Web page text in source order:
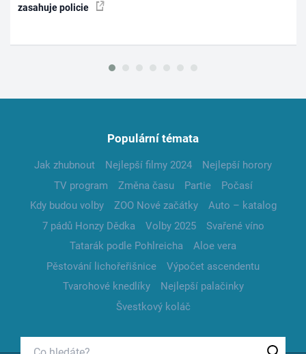
zasahuje policie
Populární témata
Jak zhubnout Nejlepší filmy 2024
Nejlepší horory
TV program
Změna času Partie
Počasí
Kdy budou volby
ZOO Nové začátky
Auto – katalog
7 pádů Honzy Dědka
Volby 2025
Svařené víno
Tatarák podle Pohlreicha
Aloe vera
Pěstování lichořeřišnice
Výpočet ascendentu
Tvarohové knedlíky
Nejlepší palačinky
Švestkový koláč